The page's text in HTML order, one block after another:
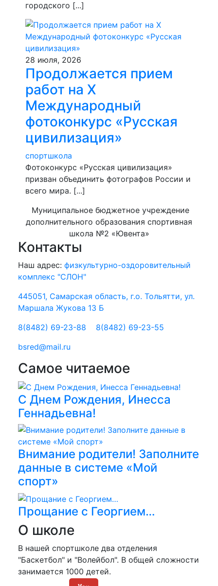
городского [...]
28 июля, 2026
Продолжается прием
работ на Х
Международный
фотоконкурс «Русская
цивилизация»
спортшкола
Фотоконкурс «Русская цивилизация»
призван объединить фотографов России и
всего мира. [...]
Муниципальное бюджетное учреждение
дополнительного образования спортивная
школа №2 «Ювента»
Контакты
Наш адрес:физкультурно-оздоровительный
комплекс "СЛОН"
445051, Самарская область, г.о. Тольятти, ул.
Маршала Жукова 13 Б
8(8482) 69-23-88
8(8482) 69-23-55
bsred@mail.ru
Самое читаемое
С Днем Рождения, Инесса
Геннадьевна!
Внимание родители! Заполните
данные в системе «Мой
спорт»
Прощание с Георгием…
О школе
В нашей спортшколе два отделения
"Баскетбол" и "Волейбол". В общей сложности
занимается 1000 детей.